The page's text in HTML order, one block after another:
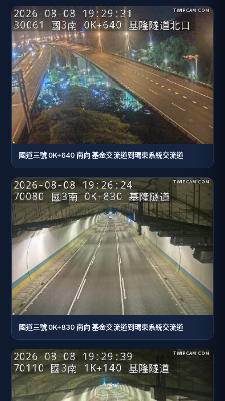
國道三號 0K+640 南向 基金交流道到瑪東系統交流道
國道三號 0K+830 南向 基金交流道到瑪東系統交流道